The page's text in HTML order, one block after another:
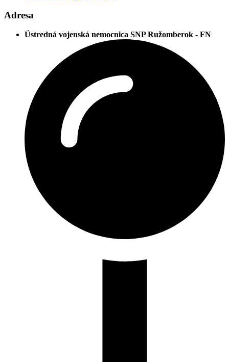
Adresa
Ústredná vojenská nemocnica SNP Ružomberok - FN